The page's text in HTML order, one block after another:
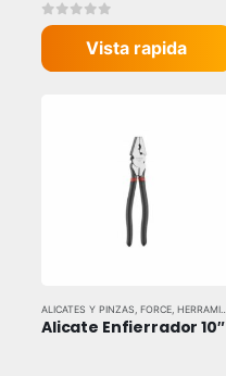
0out of 5
Vista rapida
ALICATES Y PINZAS, FORCE, HERRAMIENTAS MANUALES
Alicate Enfierrador 10″